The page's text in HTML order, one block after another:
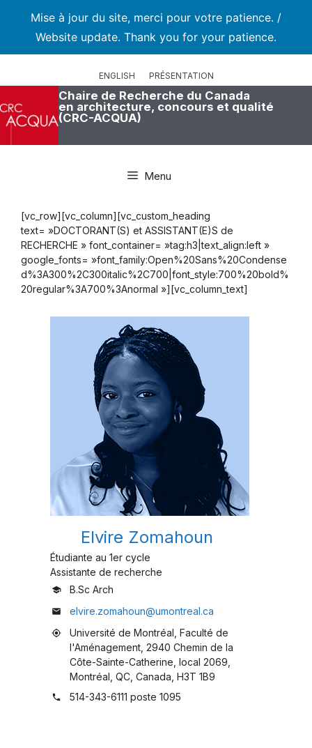
Mise à jour du site, merci pour votre patience. /
Website update. Thank you for your patience.
ENGLISH PRÉSENTATION
Chaire de Recherche du Canada
en architecture, concours et qualité
(CRC-ACQUA)
Menu
[vc_row][vc_column][vc_custom_heading
text= »DOCTORANT(S) et ASSISTANT(E)S de
RECHERCHE » font_container= »tag:h3|text_align:left »
google_fonts= »font_family:Open%20Sans%20Condense
d%3A300%2C300italic%2C700|font_style:700%20bold%
20regular%3A700%3Anormal »][vc_column_text]
Elvire Zomahoun
Étudiante au 1er cycle
Assistante de recherche
school B.Sc Arch
mail elvire.zomahoun@umontreal.ca
my_location
Université de Montréal, Faculté de
l'Aménagement, 2940 Chemin de la
Côte-Sainte-Catherine, local 2069,
Montréal, QC, Canada, H3T 1B9
phone 514-343-6111 poste 1095